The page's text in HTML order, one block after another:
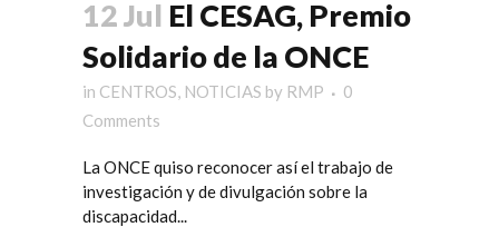
12 Jul El CESAG, Premio
Solidario de la ONCE
in CENTROS, NOTICIAS by RMP
0
Comments
La ONCE quiso reconocer así el trabajo de
investigación y de divulgación sobre la
discapacidad...